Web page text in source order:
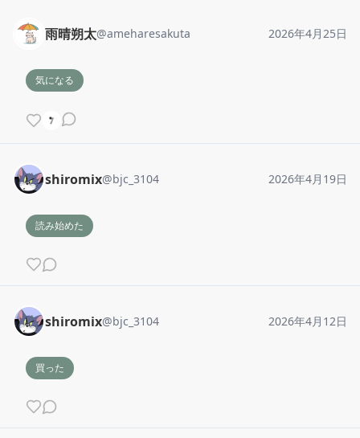
雨晴朔太@ameharesakuta 2026年4月25日
気になる
shiromix@bjc_3104 2026年4月19日
読み始めた
shiromix@bjc_3104 2026年4月12日
買った